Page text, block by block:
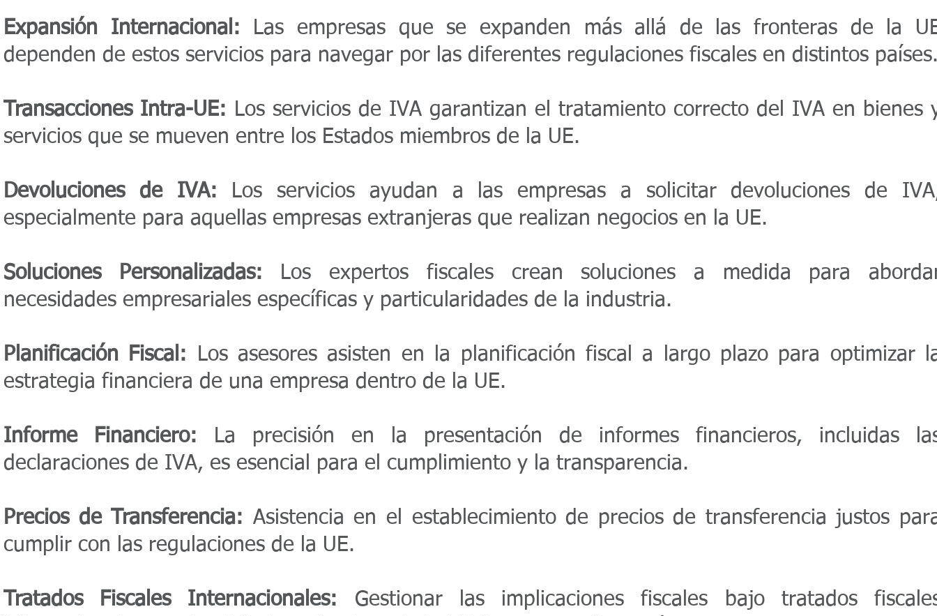
Expansión Internacional: Las empresas que se expanden más allá de las fronteras de la
dependen de estos servicios para navegar por las diferentes regulaciones fiscales en distintos
Transacciones Intra-UE: Los servicios de IVA garantizan el tratamiento correcto del IVA en bienes
servicios que se mueven entre los Estados miembros de la UE.
Devoluciones de IVA: Los servicios ayudan a las empresas a solicitar devoluciones de
especialmente para aquellas empresas extranjeras que realizan negocios en la UE.
Soluciones Personalizadas: Los expertos fiscales crean soluciones a medida para
necesidades empresariales específicas y particularidades de la industria.
Planificación Fiscal: Los asesores asisten en la planificación fiscal a largo plazo para optimizar
estrategia financiera de una empresa dentro de la UE.
Informe Financiero: La precisión en la presentación de informes financieros, incluidas
declaraciones de IVA, es esencial para el cumplimiento y la transparencia.
Precios de Transferencia: Asistencia en el establecimiento de precios de transferencia justos
cumplir con las regulaciones de la UE.
Tratados Fiscales Internacionales: Gestionar las implicaciones fiscales bajo tratados